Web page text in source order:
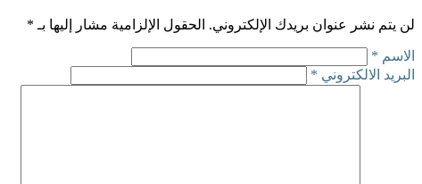
لن يتم نشر عنوان بريدك الإلكتروني. الحقول الإلزامية مشار إليها بـ *
الاسم *
البريد الالكتروني *